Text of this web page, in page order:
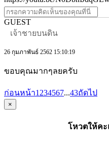
GUEST
เจ้าชายบนดิน
26 กุมภาพันธ์ 2562 15:10:19
ขอบคุณมากๆลยครับ
ก่อนหน้า1 234567...43ถัดไป
×
โหวตให้ค